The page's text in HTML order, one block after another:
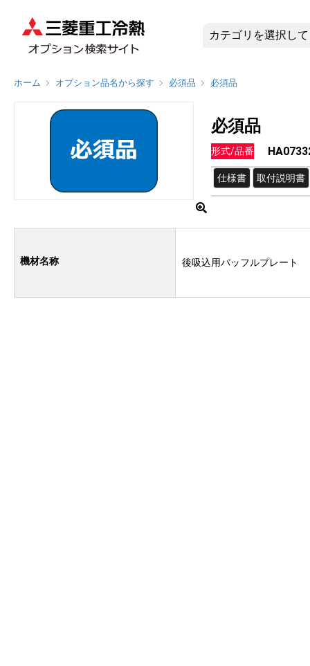
ホーム オプション品名から探す 必須品 必須品
必須品
形式/品番
仕様書 取付説明書
機材名称 後吸込用バッフルプレート